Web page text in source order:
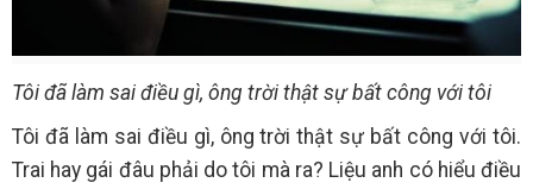
Tôi đã làm sai điều gì, ông trời thật sự bất công với tôi
Tôi đã làm sai điều gì, ông trời thật sự bất công với tôi.
Trai hay gái đâu phải do tôi mà ra? Liệu anh có hiểu điều